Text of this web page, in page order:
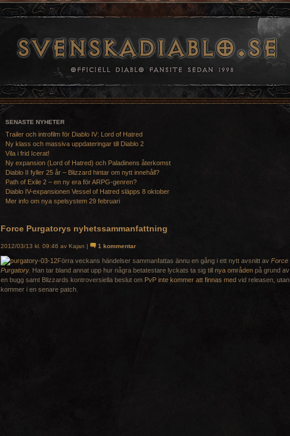
SENASTE NYHETER
Trailer och introfilm för Diablo IV: Lord of Hatred
Ny klass och massiva uppdateringar till Diablo 2
Vila i frid Icerat!
Ny expansion (Lord of Hatred) och Paladinens återkomst
Diablo II fyller 25 år – Blizzard hintar om nytt innehåll?
Path of Exile 2 – en ny era för ARPG-genren?
Diablo IV-expansionen Vessel of Hatred släpps 8 oktober
Mer info om nya spelsystem 29 februari
Force Purgatorys nyhetssammanfattning
2012/03/13 kl. 09:46 av Kajan | 1 kommentar
Förra veckans händelser sammanfattas ännu en gång i ett nytt avsnitt av Force
Purgatory. Han tar bland annat upp hur några betatestare lyckats ta sig till nya områden på grund av
en bugg samt Blizzards kontroversiella beslut om PvP inte kommer att finnas med vid releasen, utan
kommer i en senare patch.